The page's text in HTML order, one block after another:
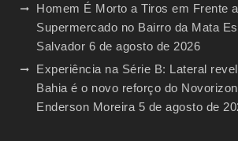
Homem É Morto a Tiros em Frente a
Supermercado no Bairro da Mata
Salvador 6 de agosto de 2026
Experiência na Série B: Lateral
Bahia é o novo reforço do
Enderson Moreira 5 de agosto de